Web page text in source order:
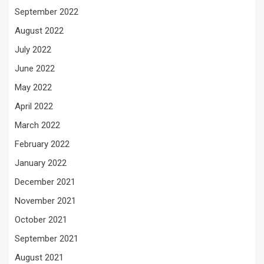
September 2022
August 2022
July 2022
June 2022
May 2022
April 2022
March 2022
February 2022
January 2022
December 2021
November 2021
October 2021
September 2021
August 2021